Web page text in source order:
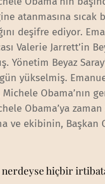
atanmasına sıcak
deşifre ediyor.
Valerie Jarrett’in
Yönetim Beyaz
yükselmiş.
Obama’nın
Obama’ya
ve ekibinin, Başkan
nerdeyse hiçbir